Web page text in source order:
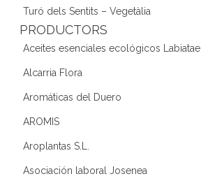
Turó dels Sentits – Vegetàlia
PRODUCTORS
Aceites esenciales ecológicos Labiatae
Alcarria Flora
Aromáticas del Duero
AROMIS
Aroplantas S.L.
Asociación laboral Josenea